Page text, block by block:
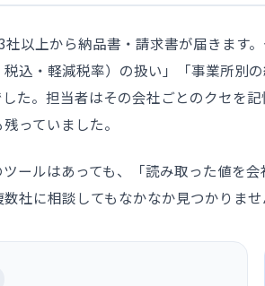
以上から納品書・請求書が届きます
税込・軽減税率）の扱い」「事業所
た。担当者はその会社ごとのクセを
っていました。
ールはあっても、「読み取った値を
社に相談してもなかなか見つかりませ